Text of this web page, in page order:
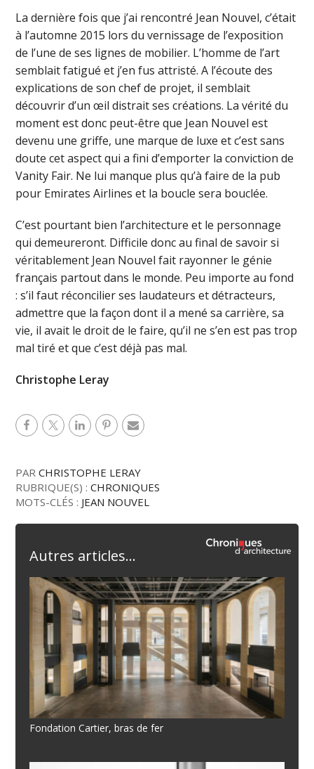
La dernière fois que j’ai rencontré Jean Nouvel, c’était
à l’automne 2015 lors du vernissage de l’exposition
de l’une de ses lignes de mobilier. L’homme de l’art
semblait fatigué et j’en fus attristé. A l’écoute des
explications de son chef de projet, il semblait
découvrir d’un œil distrait ses créations. La vérité du
moment est donc peut-être que Jean Nouvel est
devenu une griffe, une marque de luxe et c’est sans
doute cet aspect qui a fini d’emporter la conviction de
Vanity Fair. Ne lui manque plus qu’à faire de la pub
pour Emirates Airlines et la boucle sera bouclée.
C’est pourtant bien l’architecture et le personnage
qui demeureront. Difficile donc au final de savoir si
véritablement Jean Nouvel fait rayonner le génie
français partout dans le monde. Peu importe au fond
: s’il faut réconcilier ses laudateurs et détracteurs,
admettre que la façon dont il a mené sa carrière, sa
vie, il avait le droit de le faire, qu’il ne s’en est pas trop
mal tiré et que c’est déjà pas mal.
Christophe Leray
PARCHRISTOPHE LERAY
RUBRIQUE(S) :CHRONIQUES
MOTS-CLÉS : JEAN NOUVEL
Autres articles...
Fondation Cartier, bras de fer